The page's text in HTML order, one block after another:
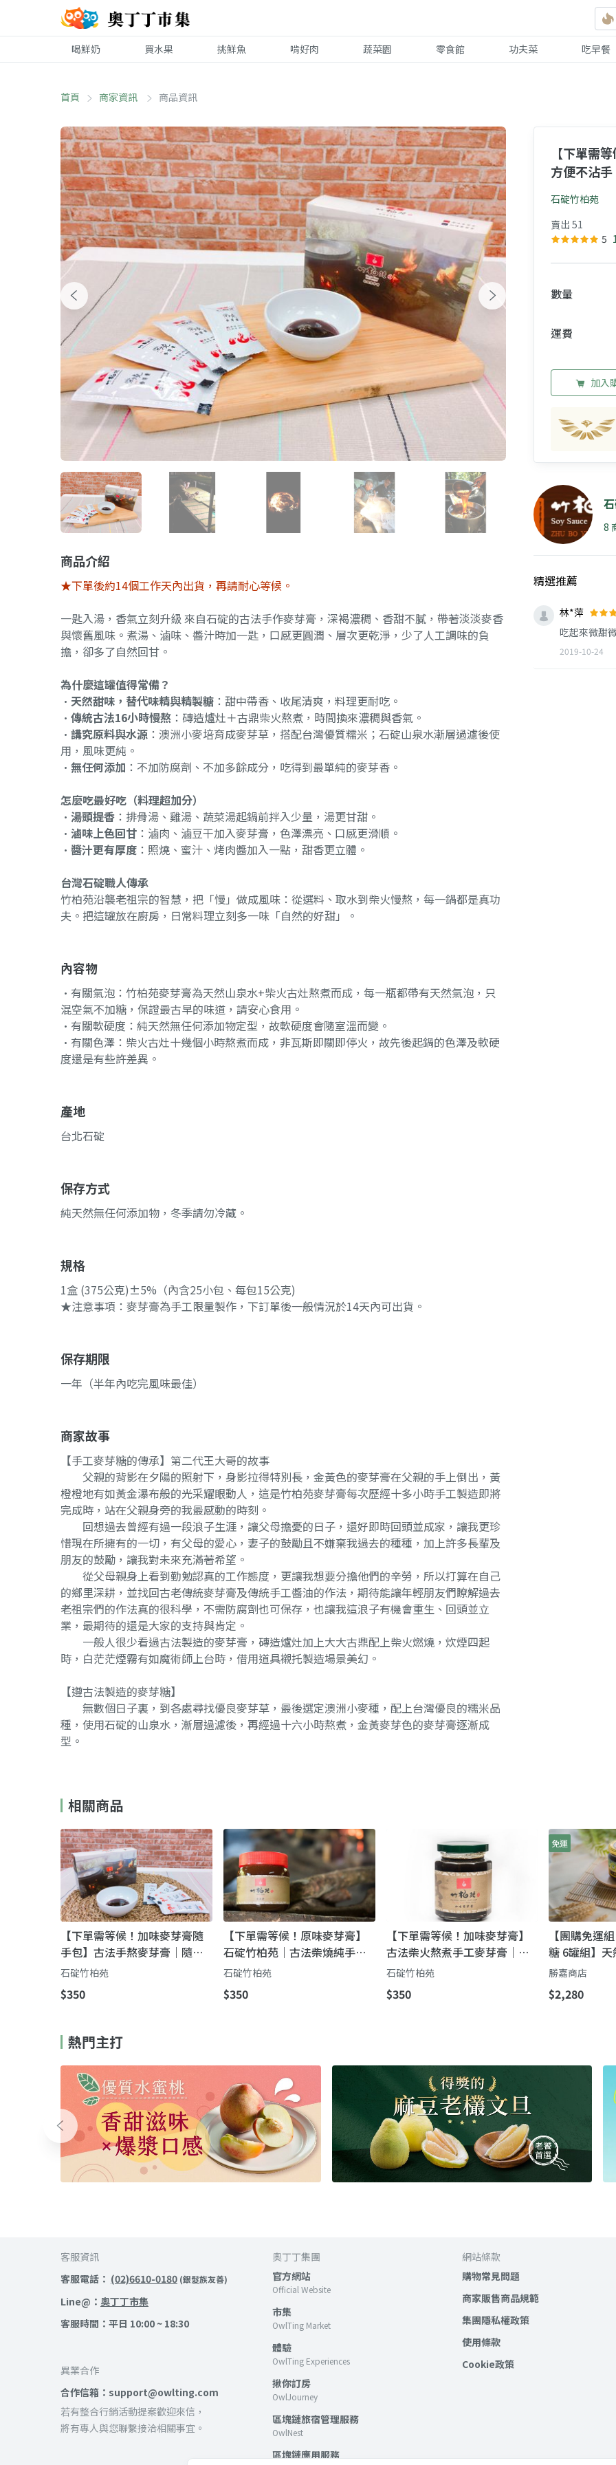
喝鮮奶 買水果 挑鮮魚 啃好肉 蔬菜園 零食館 功夫菜 吃早餐
首頁 商家資訊 商品資訊
商品介紹
★下單後約14個工作天內出貨，再請耐心等候。
一匙入湯，香氣立刻升級 來自石碇的古法手作麥芽膏，深褐濃稠、香甜不膩，帶著淡淡麥香
與懷舊風味。煮湯、滷味、醬汁時加一匙，口感更圓潤、層次更乾淨，少了人工調味的負
擔，卻多了自然回甘。
為什麼這罐值得常備？
• 天然甜味，替代味精與精製糖 ：甜中帶香、收尾清爽，料理更耐吃。
• 傳統古法16小時慢熬 ：磚造爐灶＋古鼎柴火熬煮，時間換來濃稠與香氣。
• 講究原料與水源 ：澳洲小麥培育成麥芽草，搭配台灣優質糯米；石碇山泉水漸層過濾後使
用，風味更純。
• 無任何添加 ：不加防腐劑、不加多餘成分，吃得到最單純的麥芽香。
怎麼吃最好吃（料理超加分）
• 湯頭提香 ：排骨湯、雞湯、蔬菜湯起鍋前拌入少量，湯更甘甜。
• 滷味上色回甘 ：滷肉、滷豆干加入麥芽膏，色澤漂亮、口感更滑順。
• 醬汁更有厚度 ：照燒、蜜汁、烤肉醬加入一點，甜香更立體。
台灣石碇職人傳承
竹柏苑沿襲老祖宗的智慧，把「慢」做成風味：從選料、取水到柴火慢熬，每一鍋都是真功
夫。把這罐放在廚房，日常料理立刻多一味「自然的好甜」。
內容物
•有關氣泡：竹柏苑麥芽膏為天然山泉水+柴火古灶熬煮而成，每一瓶都帶有天然氣泡，只
混空氣不加糖，保證最古早的味道，請安心食用。
•有關軟硬度：純天然無任何添加物定型，故軟硬度會隨室溫而變。
•有關色澤：柴火古灶十幾個小時熬煮而成，非瓦斯即關即停火，故先後起鍋的色澤及軟硬
度還是有些許差異。
產地
台北石碇
保存方式
純天然無任何添加物，冬季請勿冷藏。
規格
1盒 (375公克)±5%（內含25小包、每包15公克)
★注意事項：麥芽膏為手工限量製作，下訂單後一般情況於14天內可出貨。
保存期限
一年（半年內吃完風味最佳）
商家故事
【手工麥芽糖的傳承】第二代王大哥的故事
父親的背影在夕陽的照射下，身影拉得特別長，金黃色的麥芽膏在父親的手上倒出，黃
橙橙地有如黃金瀑布般的光采耀眼動人，這是竹柏苑麥芽膏每次歷經十多小時手工製造即將
完成時，站在父親身旁的我最感動的時刻。
回想過去曾經有過一段浪子生涯，讓父母擔憂的日子，還好即時回頭並成家，讓我更珍
惜現在所擁有的一切，有父母的愛心，妻子的鼓勵且不嫌棄我過去的種種，加上許多長輩及
朋友的鼓勵，讓我對未來充滿著希望。
從父母親身上看到勤勉認真的工作態度，更讓我想要分擔他們的辛勞，所以打算在自己
的鄉里深耕，並找回古老傳統麥芽膏及傳統手工醬油的作法，期待能讓年輕朋友們瞭解過去
老祖宗們的作法真的很科學，不需防腐劑也可保存，也讓我這浪子有機會重生、回頭並立
業，最期待的還是大家的支持與肯定。
一般人很少看過古法製造的麥芽膏，磚造爐灶加上大大古鼎配上柴火燃燒，炊煙四起
時，白茫茫煙霧有如魔術師上台時，借用道具襯托製造場景美幻。
【遵古法製造的麥芽糖】
無數個日子裏，到各處尋找優良麥芽草，最後選定澳洲小麥種，配上台灣優良的糯米品
種，使用石碇的山泉水，漸層過濾後，再經過十六小時熬煮，金黃麥芽色的麥芽膏逐漸成
型。
【下單需
方便不沾手
石碇竹柏苑
賣出 51
5
數量
運費
加入
8
精選推薦
林*萍
吃起來微甜
2019-10-24
相關商品
【下單需等候！加味麥芽膏隨
手包】古法手熬麥芽膏｜隨身
一條，甜得剛剛好不沾手
石碇竹柏苑
$350
【下單需等候！原味麥芽膏】
石碇竹柏苑｜古法柴燒純手工
麥芽膏（最自然的甜蜜滋味）
石碇竹柏苑
$350
【下單需等候！加味麥芽膏】
古法柴火熬煮手工麥芽膏｜最
自然的甜蜜滋味
石碇竹柏苑
$350
免運
【團購免運
糖 6罐組】
糯米＋新鮮
草香、甘甜
勝嘉商店
$2,280
熱門主打
客服資訊
客服電話： (02)6610-0180 (銀髮族友善)
Line@： 奧丁丁市集
客服時間：平日 10:00 ~ 18:30
異業合作
合作信箱：support@owlting.com
若有整合行銷活動提案歡迎來信，
將有專人與您聯繫接洽相關事宜。
奧丁丁集團
官方網站
Official Website
市集
OwlTing Market
體驗
OwlTing Experiences
揪你訂房
OwlJourney
區塊鏈旅宿管理服務
OwlNest
區塊鏈應用服務
網站條款
購物常見問題
商家販售商品規範
集團隱私權政策
使用條款
Cookie政策